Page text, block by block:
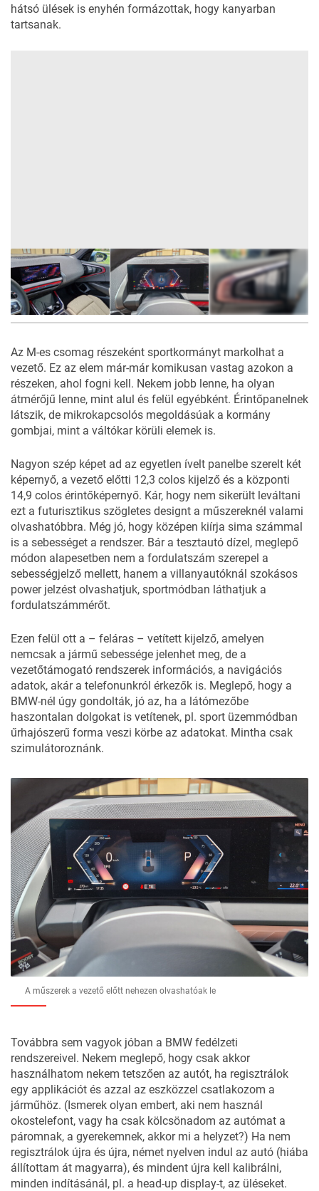
hátsó ülések is enyhén formázottak, hogy kanyarban
tartsanak.
Az M-es csomag részeként sportkormányt markolhat a
vezető. Ez az elem már-már komikusan vastag azokon a
részeken, ahol fogni kell. Nekem jobb lenne, ha olyan
átmérőjű lenne, mint alul és felül egyébként. Érintőpanelnek
látszik, de mikrokapcsolós megoldásúak a kormány
gombjai, mint a váltókar körüli elemek is.
Nagyon szép képet ad az egyetlen ívelt panelbe szerelt két
képernyő, a vezető előtti 12,3 colos kijelző és a központi
14,9 colos érintőképernyő. Kár, hogy nem sikerült leváltani
ezt a futurisztikus szögletes designt a műszereknél valami
olvashatóbbra. Még jó, hogy középen kiírja sima számmal
is a sebességet a rendszer. Bár a tesztautó dízel, meglepő
módon alapesetben nem a fordulatszám szerepel a
sebességjelző mellett, hanem a villanyautóknál szokásos
power jelzést olvashatjuk, sportmódban láthatjuk a
fordulatszámmérőt.
Ezen felül ott a – feláras – vetített kijelző, amelyen
nemcsak a jármű sebessége jelenhet meg, de a
vezetőtámogató rendszerek információs, a navigációs
adatok, akár a telefonunkról érkezők is. Meglepő, hogy a
BMW-nél úgy gondolták, jó az, ha a látómezőbe
haszontalan dolgokat is vetítenek, pl. sport üzemmódban
űrhajószerű forma veszi körbe az adatokat. Mintha csak
szimulátoroznánk.
A műszerek a vezető előtt nehezen olvashatóak le
Továbbra sem vagyok jóban a BMW fedélzeti
rendszereivel. Nekem meglepő, hogy csak akkor
használhatom nekem tetszően az autót, ha regisztrálok
egy applikációt és azzal az eszközzel csatlakozom a
járműhöz. (Ismerek olyan embert, aki nem használ
okostelefont, vagy ha csak kölcsönadom az autómat a
páromnak, a gyerekemnek, akkor mi a helyzet?) Ha nem
regisztrálok újra és újra, német nyelven indul az autó (hiába
állítottam át magyarra), és mindent újra kell kalibrálni,
minden indításánál, pl. a head-up display-t, az üléseket.